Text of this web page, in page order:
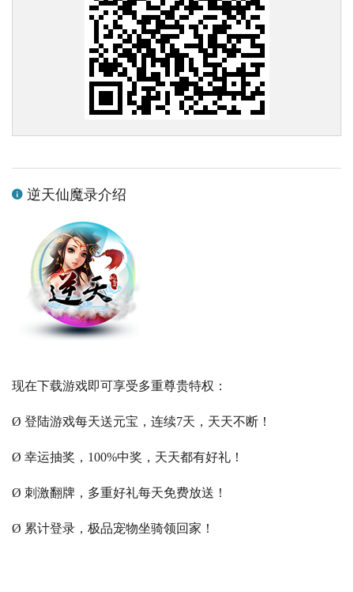
逆天仙魔录介绍
现在下载游戏即可享受多重尊贵特权：
Ø 登陆游戏每天送元宝，连续7天，天天不断！
Ø 幸运抽奖，100%中奖，天天都有好礼！
Ø 刺激翻牌，多重好礼每天免费放送！
Ø 累计登录，极品宠物坐骑领回家！